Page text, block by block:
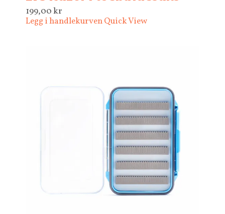
199,00kr
Legg i handlekurvenQuick View